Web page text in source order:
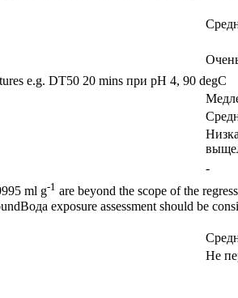
e.g. DT50 20 mins при pH 4, 90 degC
-
ml g-1 are beyond the scope of the
exposure assessment should be
Не